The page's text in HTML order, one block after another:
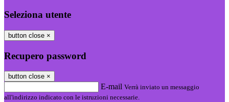
Seleziona utente
button close ×
Recupero password
button close ×
E-mail Verrà inviato un messaggio
all'indirizzo indicato con le istruzioni necessarie.